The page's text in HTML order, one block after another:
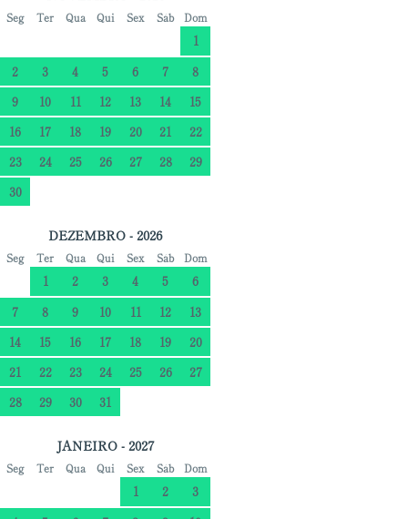
Seg Ter Qua Qui Sex Sáb Dom
1
2
3 4 5 6 7
8
9
10 11 12 13 14
15
16
17 18 19 20 21
22
23
24 25 26 27 28
29
30
DEZEMBRO - 2026
Seg Ter Qua Qui Sex Sáb Dom
1 2 3 4 5
6
7
8 9 10 11 12
13
14
15 16 17 18 19
20
21
22 23 24 25 26
27
28
29 30 31
JANEIRO - 2027
Seg Ter Qua Qui Sex Sáb Dom
1 2
3